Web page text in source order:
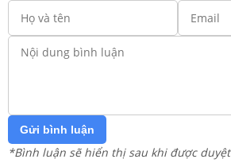
Gửi bình luận
*Bình luận sẽ hiển thị sau khi được duyệt